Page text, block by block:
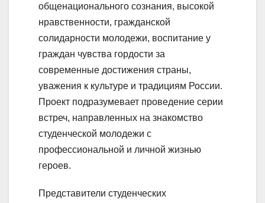
общенационального сознания, высокой
нравственности, гражданской
солидарности молодежи, воспитание у
граждан чувства гордости за
современные достижения страны,
уважения к культуре и традициям России.
Проект подразумевает проведение серии
встреч, направленных на знакомство
студенческой молодежи с
профессиональной и личной жизнью
героев.
Представители студенческих